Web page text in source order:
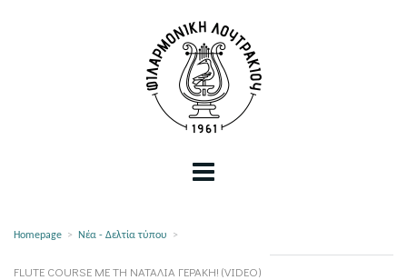
Homepage > Νέα - Δελτία τύπου >
FLUTE COURSE ΜΕ ΤΗ ΝΑΤΑΛΊΑ ΓΕΡΆΚΗ! (VIDEO)